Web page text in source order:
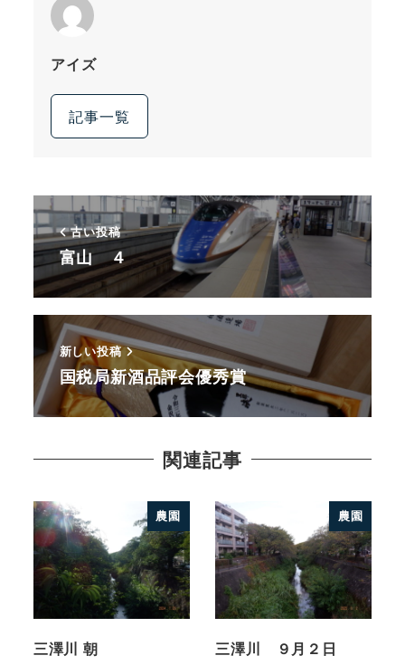
アイズ
記事一覧
古い投稿
富山 ４
新しい投稿
国税局新酒品評会優秀賞
関連記事
農園
三澤川 朝
農園
三澤川 ９月２日